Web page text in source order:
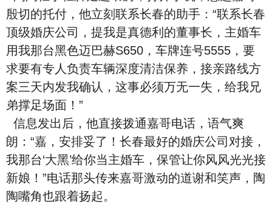
殷切的托付，他立刻联系长春的助手：“联系长春
顶级婚庆公司，提我是真德利的董事长，主婚车
用我那台黑色迈巴赫S650，车牌连号5555，要
求要有专人负责车辆深度清洁保养，接亲路线方
案三天内发我确认，这事必须万无一失，给我兄
弟撑足场面！”
信息发出后，他直接拨通嘉哥电话，语气爽
朗：“嘉，安排妥了！长春最好的婚庆公司对接，
我那台‘大黑’给你当主婚车，保管让你风风光光接
新娘！”电话那头传来嘉哥激动的道谢和笑声，陶
陶嘴角也跟着扬起。